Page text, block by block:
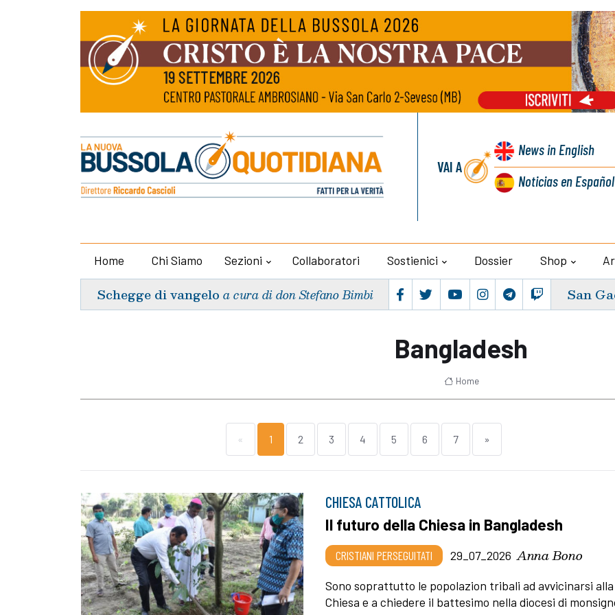
VAI A
Newsin English
Noticiasen Español
Home Chi Siamo Sezioni Collaboratori Sostienici Dossier Shop
Schegge di vangelo a cura di don Stefano Bimbi San
Bangladesh
Home
« 1 2 3 4 5 6 7 »
CHIESA CATTOLICA
Il futuro della Chiesa in Bangladesh
CRISTIANI PERSEGUITATI 29_07_2026 Anna Bono
Sono soprattutto le popolazion tribali ad avvicinarsi alla
Chiesa e a chiedere il battesimo nella diocesi di